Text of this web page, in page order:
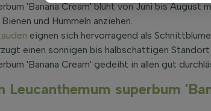
'Banana Cream' blüht von Juni bis August
und Hummeln anziehen.
eignen sich hervorragend als
einen sonnigen bis halbschattigen
'Banana Cream' gedeiht in allen gut
Leucanthemum superbum